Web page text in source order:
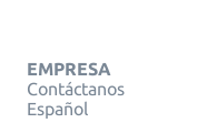
EMPRESA
Contáctanos
Español